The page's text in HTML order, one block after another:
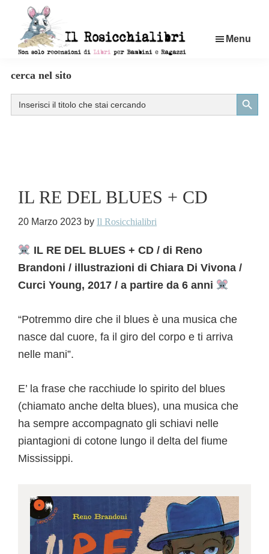
contenuto
di
libri
per
Menu
cerca nel sito
Search
for:
Search Button
IL RE DEL BLUES + CD
20 Marzo 2023 by Il Rosicchialibri
IL RE DEL BLUES + CD / di Reno
Brandoni / illustrazioni di Chiara Di Vivona /
Curci Young, 2017 / a partire da 6 anni
“Potremmo dire che il blues è una musica che
nasce dal cuore, fa il giro del corpo e ti arriva
nelle mani”.
E’ la frase che racchiude lo spirito del blues
(chiamato anche delta blues), una musica che
ha sempre accompagnato gli schiavi nelle
piantagioni di cotone lungo il delta del fiume
Mississippi.